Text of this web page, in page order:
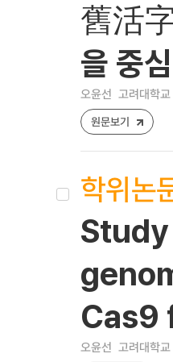
舊活
을 중
오윤선 고려대학
원문보기
학위논
Cas9
오윤선 고려대학